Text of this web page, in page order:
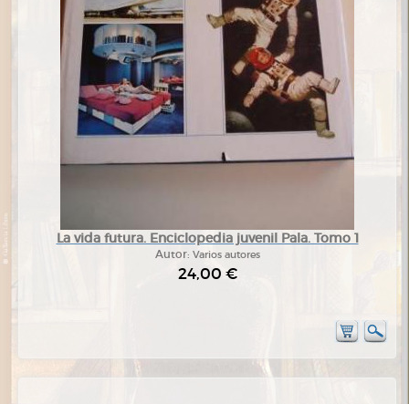
La vida futura. Enciclopedia juvenil Pala. Tomo 1
Autor: Varios autores
24,00 €